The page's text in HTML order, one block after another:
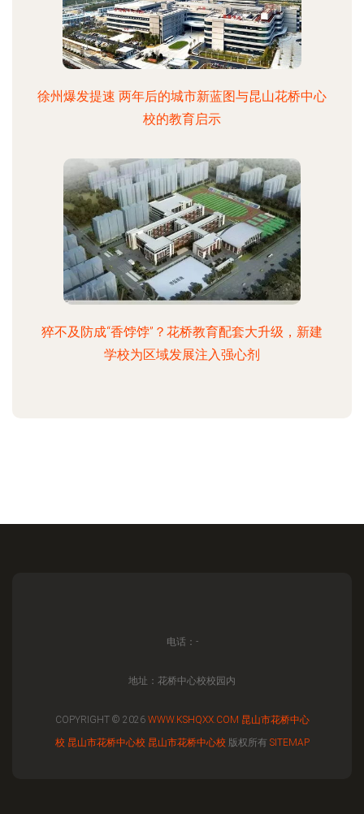
徐州爆发提速 两年后的城市新蓝图与昆山花桥中心
校的教育启示
猝不及防成“香饽饽”？花桥教育配套大升级，新建
学校为区域发展注入强心剂
电话：-
地址：花桥中心校校园内
COPYRIGHT © 2026 WWW.KSHQXX.COM 昆山市花桥中心
校 昆山市花桥中心校 昆山市花桥中心校版权所有 SITEMAP